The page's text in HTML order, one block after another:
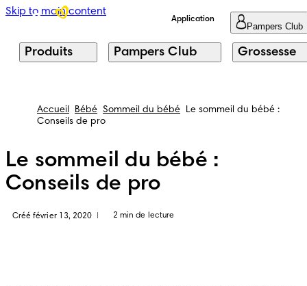
Skip to main content
Application
Pampers Club
Produits Pampers Club Grossesse
Accueil Bébé Sommeil du bébé
Le sommeil du bébé :
Conseils de pro
Le sommeil du bébé :
Conseils de pro
Créé février 13, 2020 2 min de lecture